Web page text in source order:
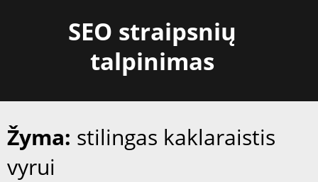
SEO straipsnių
talpinimas
Žyma: stilingas kaklaraistis
vyrui